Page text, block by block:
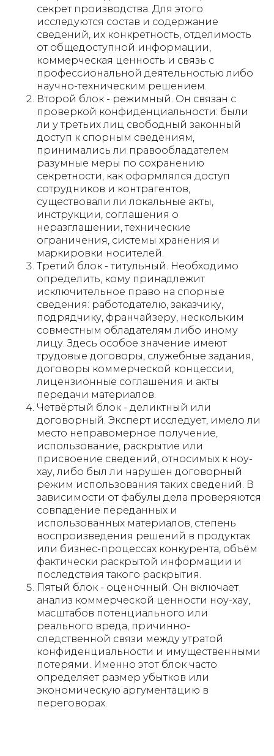
секрет производства. Для этого
исследуются состав и содержание
сведений, их конкретность, отделимость
от общедоступной информации,
коммерческая ценность и связь с
профессиональной деятельностью либо
научно-техническим решением.
Второй блок - режимный. Он связан с
проверкой конфиденциальности: были
ли у третьих лиц свободный законный
доступ к спорным сведениям,
принимались ли правообладателем
разумные меры по сохранению
секретности, как оформлялся доступ
сотрудников и контрагентов,
существовали ли локальные акты,
инструкции, соглашения о
неразглашении, технические
ограничения, системы хранения и
маркировки носителей.
Третий блок - титульный. Необходимо
определить, кому принадлежит
исключительное право на спорные
сведения: работодателю, заказчику,
подрядчику, франчайзеру, нескольким
совместным обладателям либо иному
лицу. Здесь особое значение имеют
трудовые договоры, служебные задания,
договоры коммерческой концессии,
лицензионные соглашения и акты
передачи материалов.
Четвёртый блок - деликтный или
договорный. Эксперт исследует, имело ли
место неправомерное получение,
использование, раскрытие или
присвоение сведений, относимых к ноу-
хау, либо был ли нарушен договорный
режим использования таких сведений. В
зависимости от фабулы дела проверяются
совпадение переданных и
использованных материалов, степень
воспроизведения решений в продуктах
или бизнес-процессах конкурента, объём
фактически раскрытой информации и
последствия такого раскрытия.
Пятый блок - оценочный. Он включает
анализ коммерческой ценности ноу-хау,
масштабов потенциального или
реального вреда, причинно-
следственной связи между утратой
конфиденциальности и имущественными
потерями. Именно этот блок часто
определяет размер убытков или
экономическую аргументацию в
переговорах.